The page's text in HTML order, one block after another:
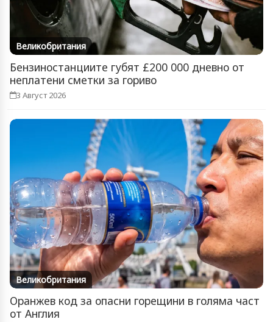
Великобритания
Бензиностанциите губят £200 000 дневно от
неплатени сметки за гориво
3 Август 2026
Великобритания
Оранжев код за опасни горещини в голяма част
от Англия